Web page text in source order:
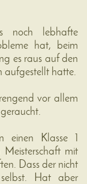
noch lebhafte
hat, beim
es raus auf den
aufgestellt hatte.
vor allem
einen Klasse 1
Meisterschaft mit
Dass der nicht
Hat aber